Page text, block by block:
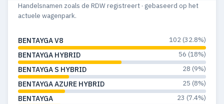
Handelsnamen zoals de RDW registreert · gebaseerd op het
actuele wagenpark.
BENTAYGA V8 102 (32.8%)
BENTAYGA HYBRID 56 (18%)
BENTAYGA S HYBRID 28 (9%)
BENTAYGA AZURE HYBRID 25 (8%)
BENTAYGA 23 (7.4%)